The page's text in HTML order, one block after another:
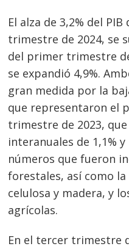
El alza de 3,2% del
trimestre de 2024, se
del primer trimestre
se expandió 4,9%.
gran medida por la
que representaron el
trimestre de 2023,
interanuales de 1,1%
números que fueron
forestales, así como
celulosa y madera, y
agrícolas.
En el tercer trimestre